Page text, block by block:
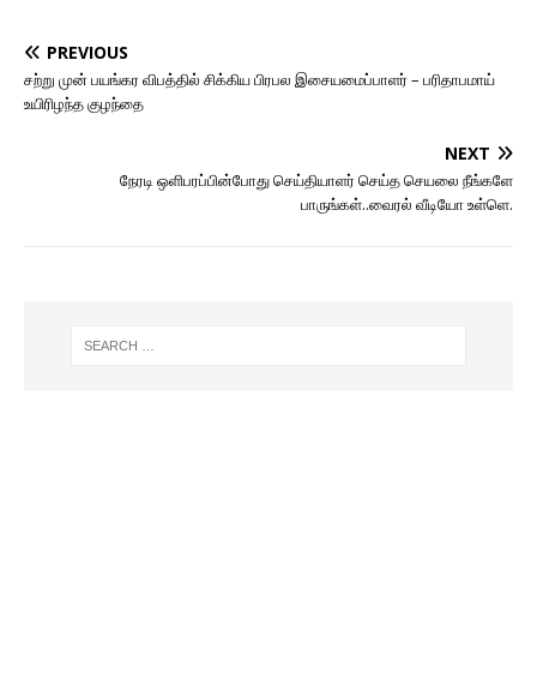
PREVIOUS
சற்று முன் பயங்கர விபத்தில் சிக்கிய பிரபல இசையமைப்பாளர் – பரிதாபமாய்
உயிரிழந்த குழந்தை
NEXT
நேரடி ஒளிபரப்பின்போது செய்தியாளர் செய்த செயலை நீங்களே
பாருங்கள்..வைரல் வீடியோ உள்ளெ.